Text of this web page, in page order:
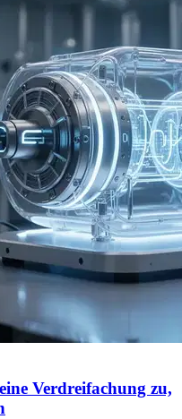
Verdreifachung zu,